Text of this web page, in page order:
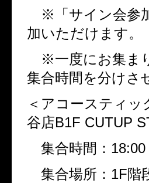
※「サイン会参
加いただけます。
※一度にお集ま
集合時間を分け
＜アコースティ
谷店B1F CUTUP
集合時間： 18:00
集合場所： 1F階